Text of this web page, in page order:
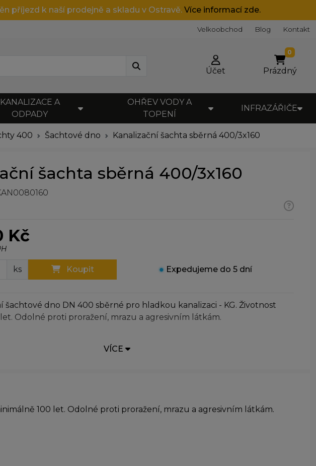
příjezd k naší prodejně a skladu v Ostravě. Více informací zde.
Velkoobchod Blog Kontakt
Účet
0
Prázdný
KANALIZACE A
ODPADY
OHŘEV VODY A
TOPENÍ
INFRAZÁŘIČE
400 Šachtové dno Kanalizační šachta sběrná 400/3x160
šachta sběrná 400/3x160
Kč
ks Koupit ●Expedujeme do 5 dní
šachtové dno DN 400 sběrné pro hladkou kanalizaci - KG. Životnost
Odolné proti proražení, mrazu a agresivním látkám.
VÍCE
100 let. Odolné proti proražení, mrazu a agresivním látkám.